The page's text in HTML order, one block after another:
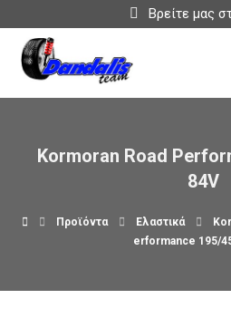
Βρείτε μας
Kormoran Road
84V
Προϊόντα Ελαστικά
erformance 195/